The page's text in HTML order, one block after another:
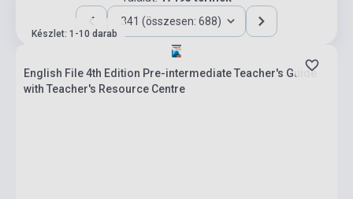
341 (összesen: 688)
Készlet: 1-10 darab
English File 4th Edition Pre-intermediate Teacher's Guide
with Teacher's Resource Centre